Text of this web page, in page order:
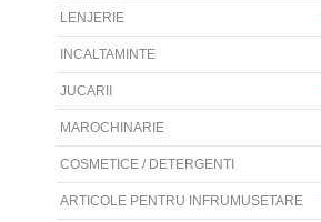
LENJERIE
INCALTAMINTE
JUCARII
MAROCHINARIE
COSMETICE / DETERGENTI
ARTICOLE PENTRU INFRUMUSETARE